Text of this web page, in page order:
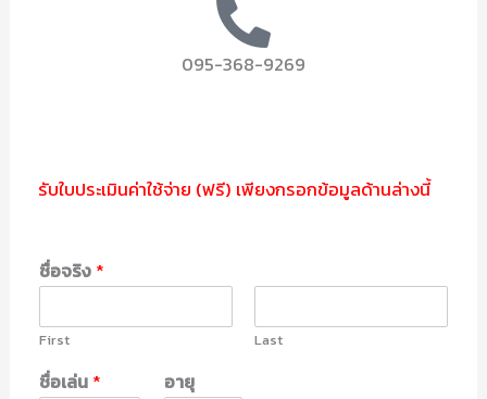
095-368-9269
รับใบประเมินค่าใช้จ่าย (ฟรี) เพียงกรอกข้อมูลด้านล่างนี้
ชื่อจริง *
First Last
ชื่อเล่น * อายุ